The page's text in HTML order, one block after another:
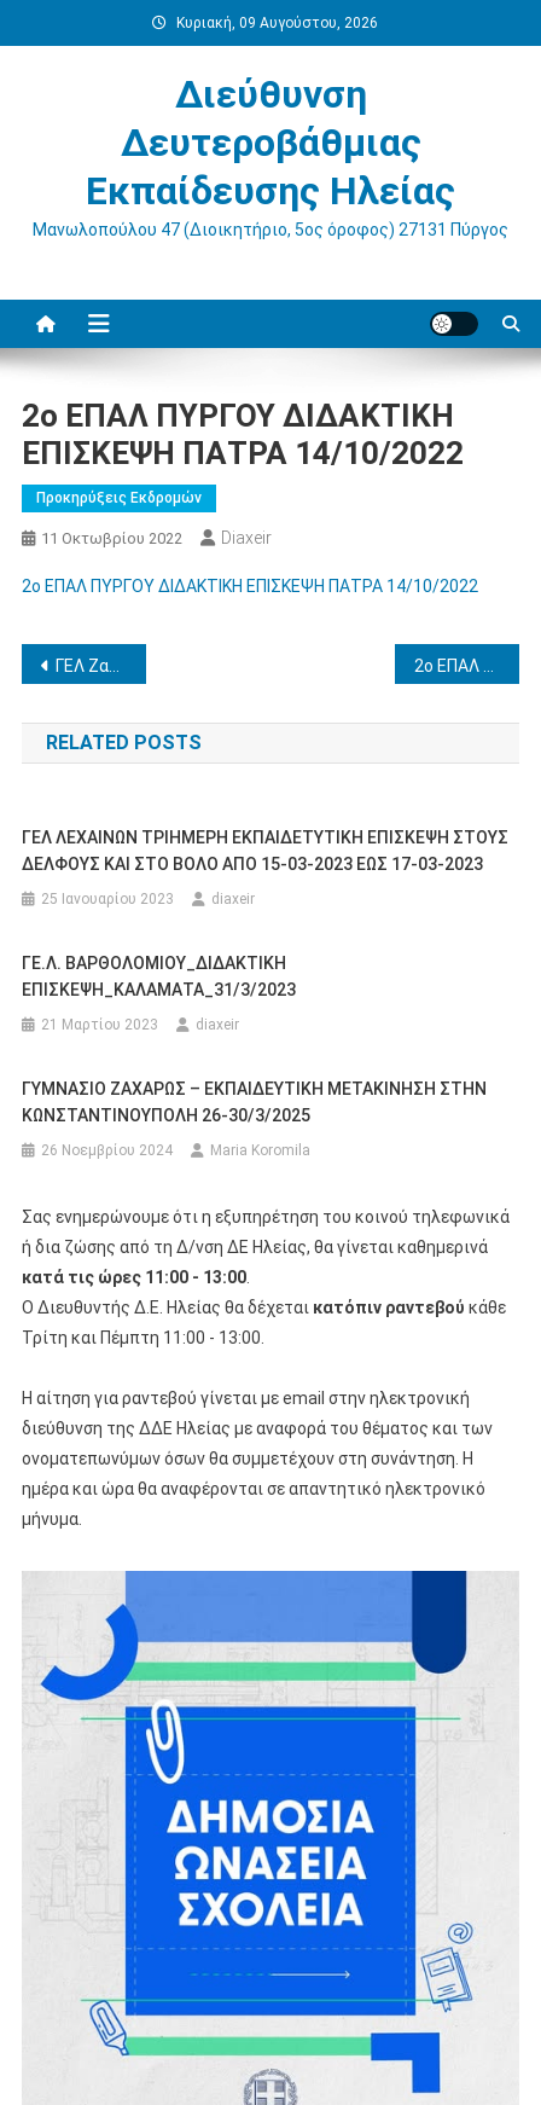
στο
Κυριακή, 09 Αυγούστου, 2026
Διεύθυνση
Δευτεροβάθμιας
Εκπαίδευσης Ηλείας
Μανωλοπούλου 47 (Διοικητήριο, 5ος όροφος) 27131 Πύργος
2o ΕΠΑΛ ΠΥΡΓΟΥ ΔΙΔΑΚΤΙΚΗ
ΕΠΙΣΚΕΨΗ ΠΑΤΡΑ 14/10/2022
Προκηρύξεις Εκδρομών
11 Οκτωβρίου 2022 Diaxeir
2o ΕΠΑΛ ΠΥΡΓΟΥ ΔΙΔΑΚΤΙΚΗ ΕΠΙΣΚΕΨΗ ΠΑΤΡΑ 14/10/2022
Πλοήγηση
άρθρων
ΓΕΛ Ζαχάρως πενθήμερη εκπαιδευτική εκδρομή στη Θεσσαλονίκη 21-25/11/2022
RELATED POSTS
ΓΕΛ ΛΕΧΑΙΝΩΝ ΤΡΙΗΜΕΡΗ ΕΚΠΑΙΔΕΤΥΤΙΚΗ ΕΠΙΣΚΕΨΗ ΣΤΟΥΣ
ΔΕΛΦΟΥΣ ΚΑΙ ΣΤΟ ΒΟΛΟ ΑΠΟ 15-03-2023 ΕΩΣ 17-03-2023
25 Ιανουαρίου 2023 diaxeir
ΓΕ.Λ. ΒΑΡΘΟΛΟΜΙΟΥ_ΔΙΔΑΚΤΙΚΗ
ΕΠΙΣΚΕΨΗ_ΚΑΛΑΜΑΤΑ_31/3/2023
21 Μαρτίου 2023 diaxeir
ΓΥΜΝΑΣΙΟ ΖΑΧΑΡΩΣ – ΕΚΠΑΙΔΕΥΤΙΚΗ ΜΕΤΑΚΙΝΗΣΗ ΣΤΗΝ
ΚΩΝΣΤΑΝΤΙΝΟΥΠΟΛΗ 26-30/3/2025
26 Νοεμβρίου 2024 Maria Koromila
Σας ενημερώνουμε ότι η εξυπηρέτηση του κοινού τηλεφωνικά
ή δια ζώσης από τη Δ/νση ΔΕ Ηλείας, θα γίνεται καθημερινά
κατά τις ώρες 11:00 - 13:00.
Ο Διευθυντής Δ.Ε. Ηλείας θα δέχεται κατόπιν ραντεβού κάθε
Τρίτη και Πέμπτη 11:00 - 13:00.
Η αίτηση για ραντεβού γίνεται με email στην ηλεκτρονική
διεύθυνση της ΔΔΕ Ηλείας με αναφορά του θέματος και των
ονοματεπωνύμων όσων θα συμμετέχουν στη συνάντηση. Η
ημέρα και ώρα θα αναφέρονται σε απαντητικό ηλεκτρονικό
μήνυμα.